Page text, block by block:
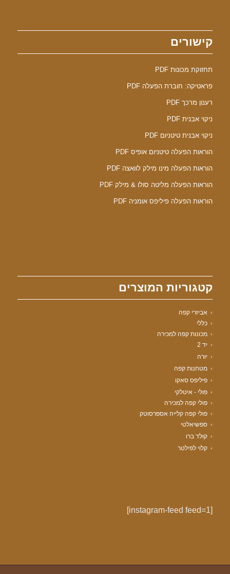
קישורים
תחזוקת מכונות PDF
פראטיקה: חוברת הפעלה PDF
רענון מרכך PDF
ניקוי אבנית PDF
ניקוי אבנית טיטניום PDF
הוראות הפעלה טיטניום אופיס PDF
הוראות הפעלה מינו מילק לוואצה PDF
הוראות הפעלה מליטה סולו & מילק PDF
הוראות הפעלה פיליפס אומניה PDF
קטגוריות המוצרים
אביזרי קפה
כללי
מכונות קפה למכירה
יד 2
יורה
מטחנות קפה
פיליפס סאקו
פולי - איטלקי
פולי קפה למכירה
פולי קפה קלייה אספרסוטק
ספשיאלטי
קולד ברו
קלוי לפילטר
[instagram-feed feed=1]